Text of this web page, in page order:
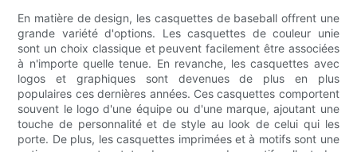
En matière de design, les casquettes de baseball offrent une
grande variété d'options. Les casquettes de couleur unie
sont un choix classique et peuvent facilement être associées
à n'importe quelle tenue. En revanche, les casquettes avec
logos et graphiques sont devenues de plus en plus
populaires ces dernières années. Ces casquettes comportent
souvent le logo d'une équipe ou d'une marque, ajoutant une
touche de personnalité et de style au look de celui qui les
porte. De plus, les casquettes imprimées et à motifs sont une